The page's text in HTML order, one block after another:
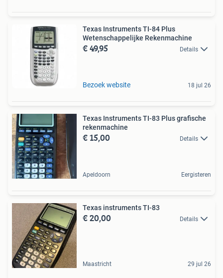
Texas Instruments TI-84 Plus
Wetenschappelijke Rekenmachine
€ 49,95 Details
Bezoek website 18 jul 26
Texas Instruments TI-83 Plus grafische
rekenmachine
€ 15,00 Details
Apeldoorn Eergisteren
Texas instruments TI-83
€ 20,00 Details
Maastricht 29 jul 26